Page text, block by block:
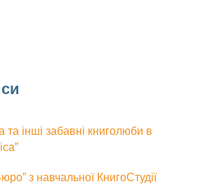
та інші забавні книголюби в
з навчальної КнигоСтудії